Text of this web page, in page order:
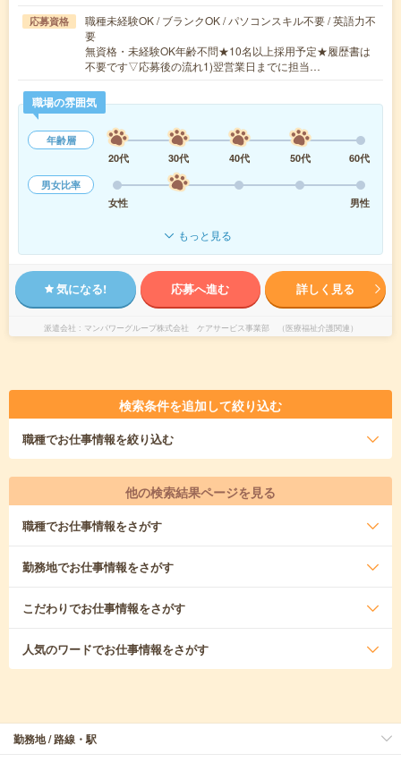
応募資格
職種未経験OK / ブランクOK / パソコンスキル不要 / 英語力不
要
無資格・未経験OK年齢不問★10名以上採用予定★履歴書は
不要です▽応募後の流れ1)翌営業日までに担当…
職場の雰囲気
年齢層
20代
30代 40代 50代
60代
男女比率
女性
男性
もっと見る
気になる! 応募へ進む 詳しく見る
派遣会社 マンパワーグループ株式会社 ケアサービス事業部 （医療福祉介護関連）
検索条件を追加して絞り込む
職種でお仕事情報を絞り込む
他の検索結果ページを見る
職種でお仕事情報をさがす
勤務地でお仕事情報をさがす
こだわりでお仕事情報をさがす
人気のワードでお仕事情報をさがす
勤務地 / 路線・駅